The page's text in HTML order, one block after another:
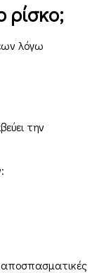
ρίσκο;
λόγω
την
αποσπασματικές